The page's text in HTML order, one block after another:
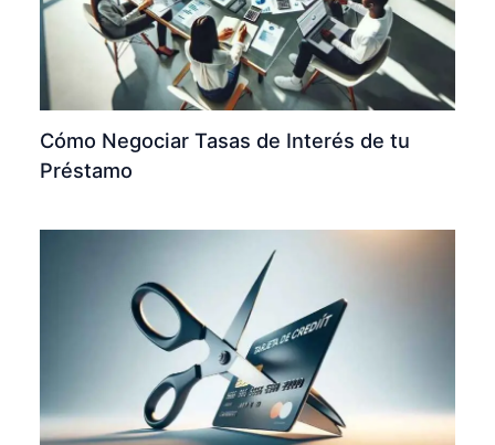
Cómo Negociar Tasas de Interés de tu
Préstamo